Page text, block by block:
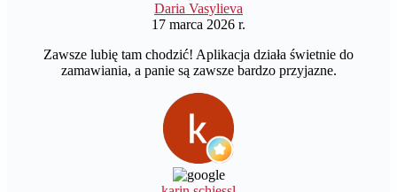
Daria Vasylieva
17 marca 2026 r.
Zawsze lubię tam chodzić! Aplikacja działa świetnie do
zamawiania, a panie są zawsze bardzo przyjazne.